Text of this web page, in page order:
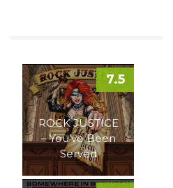
ROCK JUSTICE
– You’ve Been
Served
7.5